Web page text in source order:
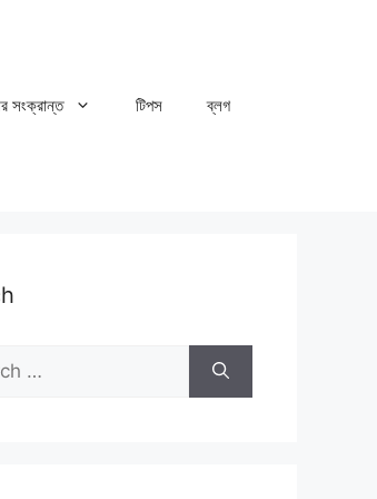
সংক্রান্ত টিপস ব্লগ